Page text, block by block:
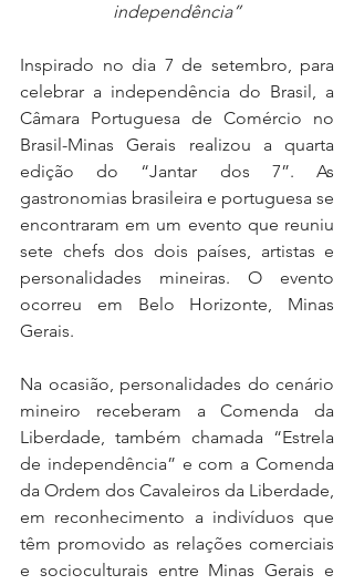
independência”
Inspirado no dia 7 de setembro, para
celebrar a independência do Brasil, a
Câmara Portuguesa de Comércio no
Brasil-Minas Gerais realizou a quarta
edição do “Jantar dos 7”. As
gastronomias brasileira e portuguesa se
encontraram em um evento que reuniu
sete chefs dos dois países, artistas e
personalidades mineiras. O evento
ocorreu em Belo Horizonte, Minas
Gerais.
Na ocasião, personalidades do cenário
mineiro receberam a Comenda da
Liberdade, também chamada “Estrela
de independência” e com a Comenda
da Ordem dos Cavaleiros da Liberdade,
em reconhecimento a indivíduos que
têm promovido as relações comerciais
e socioculturais entre Minas Gerais e